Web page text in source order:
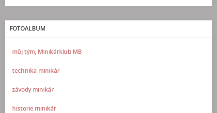
FOTOALBUM
můj tým, Minikárklub MB
technika minikár
závody minikár
historie minikár